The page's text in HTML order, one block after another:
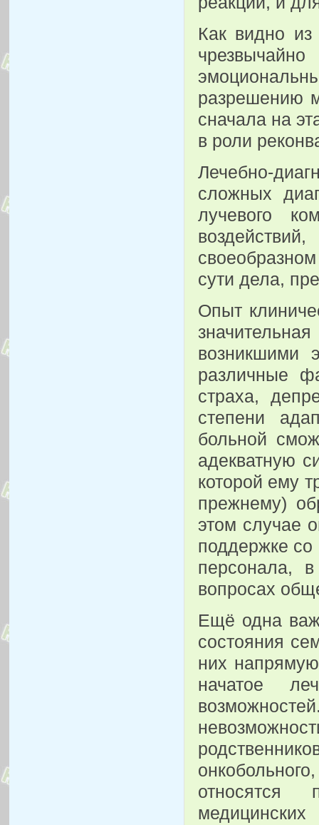
Как видно
разрешению
сначала на
в роли
Лечебно-
сложных
лучевого
сути дела,
Опыт
возникшими
различные
страха,
степени
больной
адекватную
которой ему
прежнему)
этом случае
поддержке со
персонала,
вопросах
Ещё одна
состояния
них напрямую
начатое
относятся